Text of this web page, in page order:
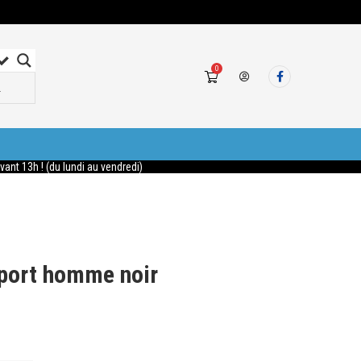
0
13h ! (du lundi au vendredi)
homme noir